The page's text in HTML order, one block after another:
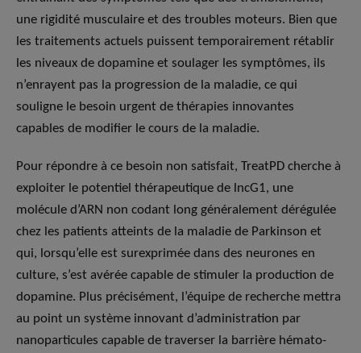
une rigidité musculaire et des troubles moteurs. Bien que
les traitements actuels puissent temporairement rétablir
les niveaux de dopamine et soulager les symptômes, ils
n’enrayent pas la progression de la maladie, ce qui
souligne le besoin urgent de thérapies innovantes
capables de modifier le cours de la maladie.
Pour répondre à ce besoin non satisfait, TreatPD cherche à
exploiter le potentiel thérapeutique de lncG1, une
molécule d’ARN non codant long généralement dérégulée
chez les patients atteints de la maladie de Parkinson et
qui, lorsqu’elle est surexprimée dans des neurones en
culture, s’est avérée capable de stimuler la production de
dopamine. Plus précisément, l’équipe de recherche mettra
au point un système innovant d’administration par
nanoparticules capable de traverser la barrière hémato-